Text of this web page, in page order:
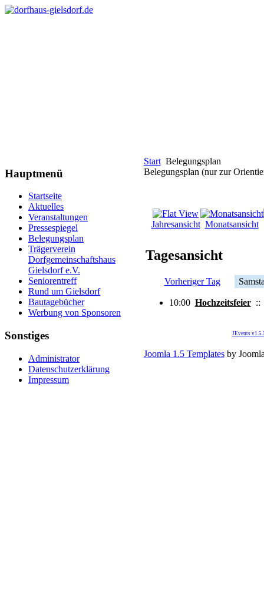
Hauptmenü
Startseite
Aktuelles
Veranstaltungen
Pressespiegel
Belegungsplan
Trägerverein
Dorfgemeinschaftshaus
Gielsdorf e.V.
Seniorentreff
Rund um Gielsdorf
Bautagebücher
Werbung von Sponsoren
Sonstiges
Administrator
Datenschutzerklärung
Impressum
Start Belegungsplan
Belegungsplan (nur zur
Jahresansicht Monatsansicht
Tagesansicht
Vorheriger Tag
10:00 Hochzeitsfeier
JEvents
Joomla 1.5 Templatesby